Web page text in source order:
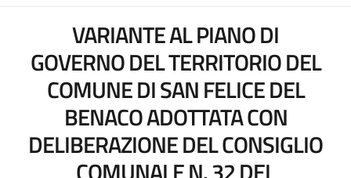
VARIANTE AL PIANO DI
GOVERNO DEL TERRITORIO DEL
COMUNE DI SAN FELICE DEL
BENACO ADOTTATA CON
DELIBERAZIONE DEL CONSIGLIO